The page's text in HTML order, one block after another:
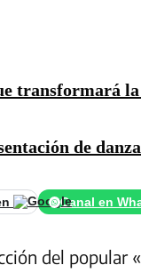
transformará
de
Canal en
del popular «